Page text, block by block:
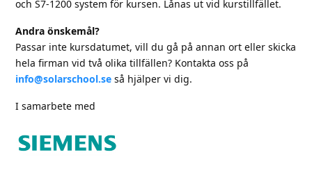
och S7-1200 system för kursen. Lånas ut vid kurstillfället.
Andra önskemål?
Passar inte kursdatumet, vill du gå på annan ort eller skicka
hela firman vid två olika tillfällen? Kontakta oss på
info@solarschool.se så hjälper vi dig.
I samarbete med